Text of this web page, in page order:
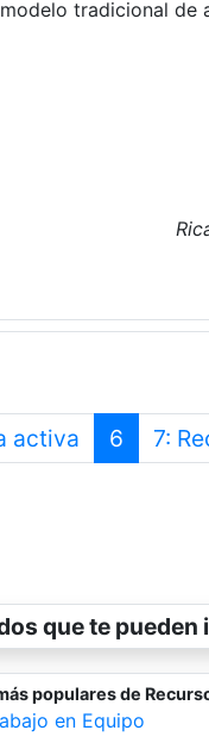
tradicional
activa Anterior
6 7:
que te pueden
populares de
en Equipo